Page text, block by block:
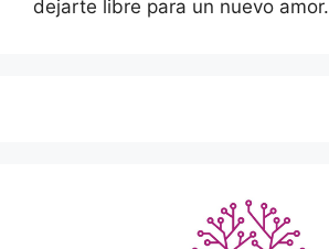
dejarte libre para un nuevo amor.